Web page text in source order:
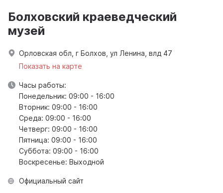
Болховский краеведческий
музей
Орловская обл, г Болхов, ул Ленина, влд 47
Показать на карте
Часы работы:
Понедельник: 09:00 - 16:00
Вторник: 09:00 - 16:00
Среда: 09:00 - 16:00
Четверг: 09:00 - 16:00
Пятница: 09:00 - 16:00
Суббота: 09:00 - 16:00
Воскресенье: Выходной
Официальный сайт